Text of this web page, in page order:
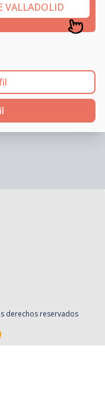
VALLADOLID
derechos reservados